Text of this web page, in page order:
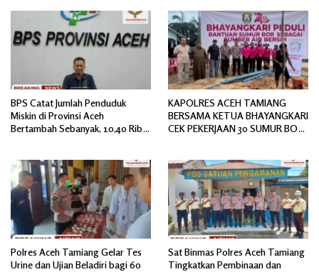
BPS Catat Jumlah Penduduk
Miskin di Provinsi Aceh
Bertambah Sebanyak, 10,40 Ribu
KAPOLRES ACEH TAMIANG
BERSAMA KETUA BHAYANGKARI
CEK PEKERJAAN 30 SUMUR BOR
Polres Aceh Tamiang Gelar Tes
Urine dan Ujian Beladiri bagi 60
Sat Binmas Polres Aceh Tamiang
Tingkatkan Pembinaan dan